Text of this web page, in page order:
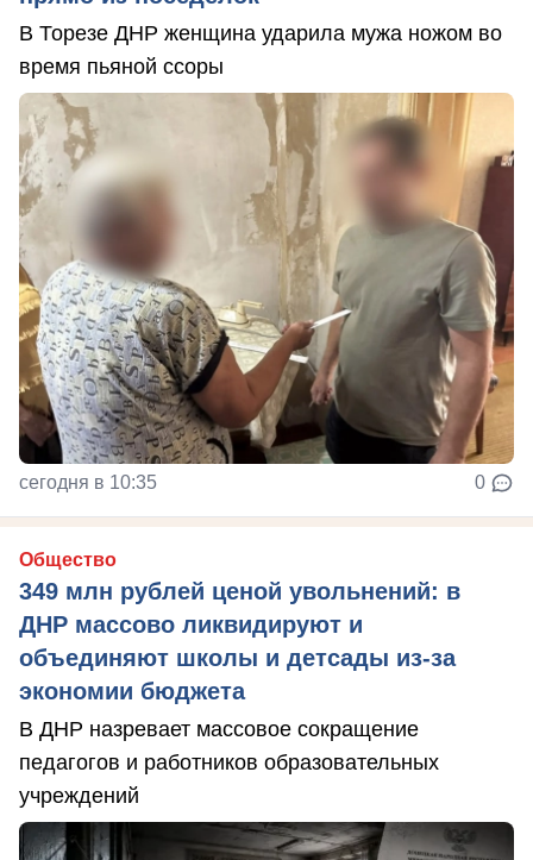
В Торезе ДНР женщина ударила мужа ножом во
время пьяной ссоры
сегодня в 10:35 0
Общество
349 млн рублей ценой увольнений: в
ДНР массово ликвидируют и
объединяют школы и детсады из-за
экономии бюджета
В ДНР назревает массовое сокращение
педагогов и работников образовательных
учреждений